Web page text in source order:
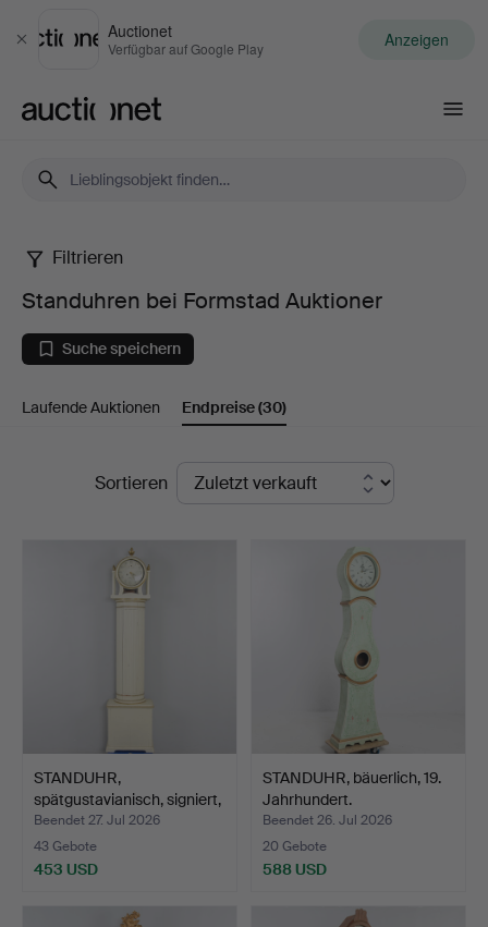
Schließen
Auctionet
Verfügbar auf Google Play Anzeigen
Standuhren
bei
Formstad
Auktioner
Filtrieren
Standuhren bei Formstad Auktioner
Suche speichern
Laufende Auktionen Endpreise(30)
EndpreiseSortieren
STANDUHR,
spätgustavianisch, signiert,
A.A…
Beendet 27. Jul 2026
43 Gebote
453 USD
STANDUHR, bäuerlich, 19.
Jahrhundert.
Beendet 26. Jul 2026
20 Gebote
588 USD